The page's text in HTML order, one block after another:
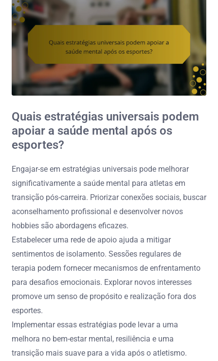
Quais estratégias universais podem
apoiar a saúde mental após os
esportes?
Engajar-se em estratégias universais pode melhorar
significativamente a saúde mental para atletas em
transição pós-carreira. Priorizar conexões sociais, buscar
aconselhamento profissional e desenvolver novos
hobbies são abordagens eficazes.
Estabelecer uma rede de apoio ajuda a mitigar
sentimentos de isolamento. Sessões regulares de
terapia podem fornecer mecanismos de enfrentamento
para desafios emocionais. Explorar novos interesses
promove um senso de propósito e realização fora dos
esportes.
Implementar essas estratégias pode levar a uma
melhora no bem-estar mental, resiliência e uma
transição mais suave para a vida após o atletismo.